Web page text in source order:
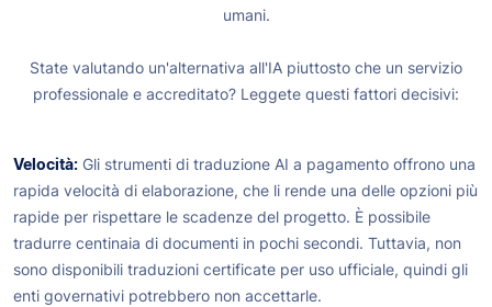
umani.
State valutando un'alternativa all'IA piuttosto che un servizio
professionale e accreditato? Leggete questi fattori decisivi:
Velocità: Gli strumenti di traduzione AI a pagamento offrono una
rapida velocità di elaborazione, che li rende una delle opzioni più
rapide per rispettare le scadenze del progetto. È possibile
tradurre centinaia di documenti in pochi secondi. Tuttavia, non
sono disponibili traduzioni certificate per uso ufficiale, quindi gli
enti governativi potrebbero non accettarle.